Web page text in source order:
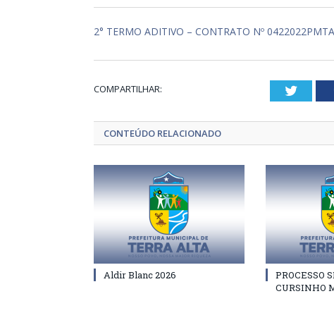
2° TERMO ADITIVO – CONTRATO Nº
COMPARTILHAR:
CONTEÚDO RELACIONADO
Aldir Blanc 2026
PROCESSO
CURSINHO